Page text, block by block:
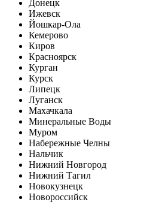
Донецк
Ижевск
Йошкар-Ола
Кемерово
Киров
Красноярск
Курган
Курск
Липецк
Луганск
Махачкала
Минеральные Воды
Муром
Набережные Челны
Нальчик
Нижний Новгород
Нижний Тагил
Новокузнецк
Новороссийск